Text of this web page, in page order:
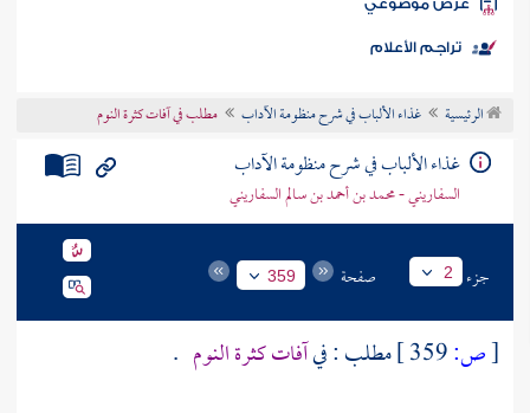
الكتب
موضوعي
تراجم الأعلام
الرئيسية غذاء الألباب في شرح منظومة الآداب مطلب في آفات كثرة النوم
غذاء الألباب في شرح منظومة الآداب
السفاريني - محمد بن أحمد بن سالم السفاريني
جزء 2 صفحة 359
[ص: مطلب : فيآفات كثرة النوم .